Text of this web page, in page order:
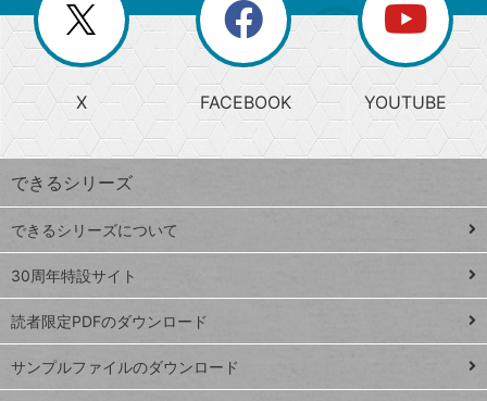
じ
る
search
検
索
上
昇
ワ
ー
ド
Google
スプレ
ッドシ
ート
iPhone
VLOOKUP
閉
じ
る
ー
か
ら
探
す
ト
ッ
プ
ペ
ジ
X FACEBOOK YOUTUBE
できるシリーズ
できるシリーズについて
30周年特設サイト
読者限定PDFのダウンロード
サンプルファイルのダウンロード